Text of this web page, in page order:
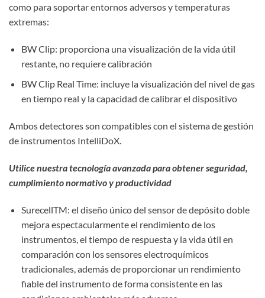
como para soportar entornos adversos y temperaturas
extremas:
BW Clip: proporciona una visualización de la vida útil
restante, no requiere calibración
BW Clip Real Time: incluye la visualización del nivel de gas
en tiempo real y la capacidad de calibrar el dispositivo
Ambos detectores son compatibles con el sistema de gestión
de instrumentos IntelliDoX.
Utilice nuestra tecnología avanzada para obtener seguridad,
cumplimiento normativo y productividad
SurecellTM: el diseño único del sensor de depósito doble
mejora espectacularmente el rendimiento de los
instrumentos, el tiempo de respuesta y la vida útil en
comparación con los sensores electroquímicos
tradicionales, además de proporcionar un rendimiento
fiable del instrumento de forma consistente en las